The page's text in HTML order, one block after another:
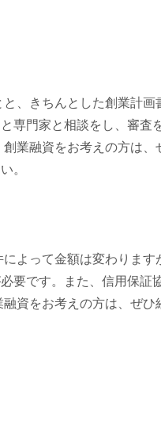
、きちんとした創業計画
専門家と相談をし、審査
業融資をお考えの方は、
。
よって金額は変わります
要です。また、信用保証
資をお考えの方は、ぜひ